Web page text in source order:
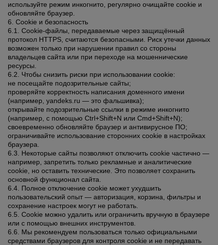
используйте режим инкогнито, регулярно очищайте cookie и
обновляйте браузер.
6. Cookie и безопасность
6.1. Cookie-файлы, передаваемые через защищённый
протокол HTTPS, считаются безопасными. Риск утечки данных
возможен только при нарушении правил со стороны
владельцев сайта или при переходе на мошеннические
ресурсы.
6.2. Чтобы снизить риски при использовании cookie:
не посещайте подозрительные сайты;
проверяйте корректность написания доменного имени
(например, yandeks.ru — это фальшивка);
открывайте подозрительные ссылки в режиме инкогнито
(например, с помощью Ctrl+Shift+N или Cmd+Shift+N);
своевременно обновляйте браузер и антивирусное ПО;
ограничивайте использование сторонних cookie в настройках
браузера.
6.3. Некоторые сайты позволяют отключить cookie частично —
например, запретить только рекламные и аналитические
cookie, но оставить технические. Это позволяет сохранить
основной функционал сайта.
6.4. Полное отключение cookie может ухудшить
пользовательский опыт — авторизация, корзина, фильтры и
сохранение настроек могут не работать.
6.5. Cookie можно удалить или ограничить вручную в браузере
или с помощью внешних инструментов.
6.6. Мы рекомендуем пользоваться только официальными
средствами браузеров для контроля cookie и не передавать